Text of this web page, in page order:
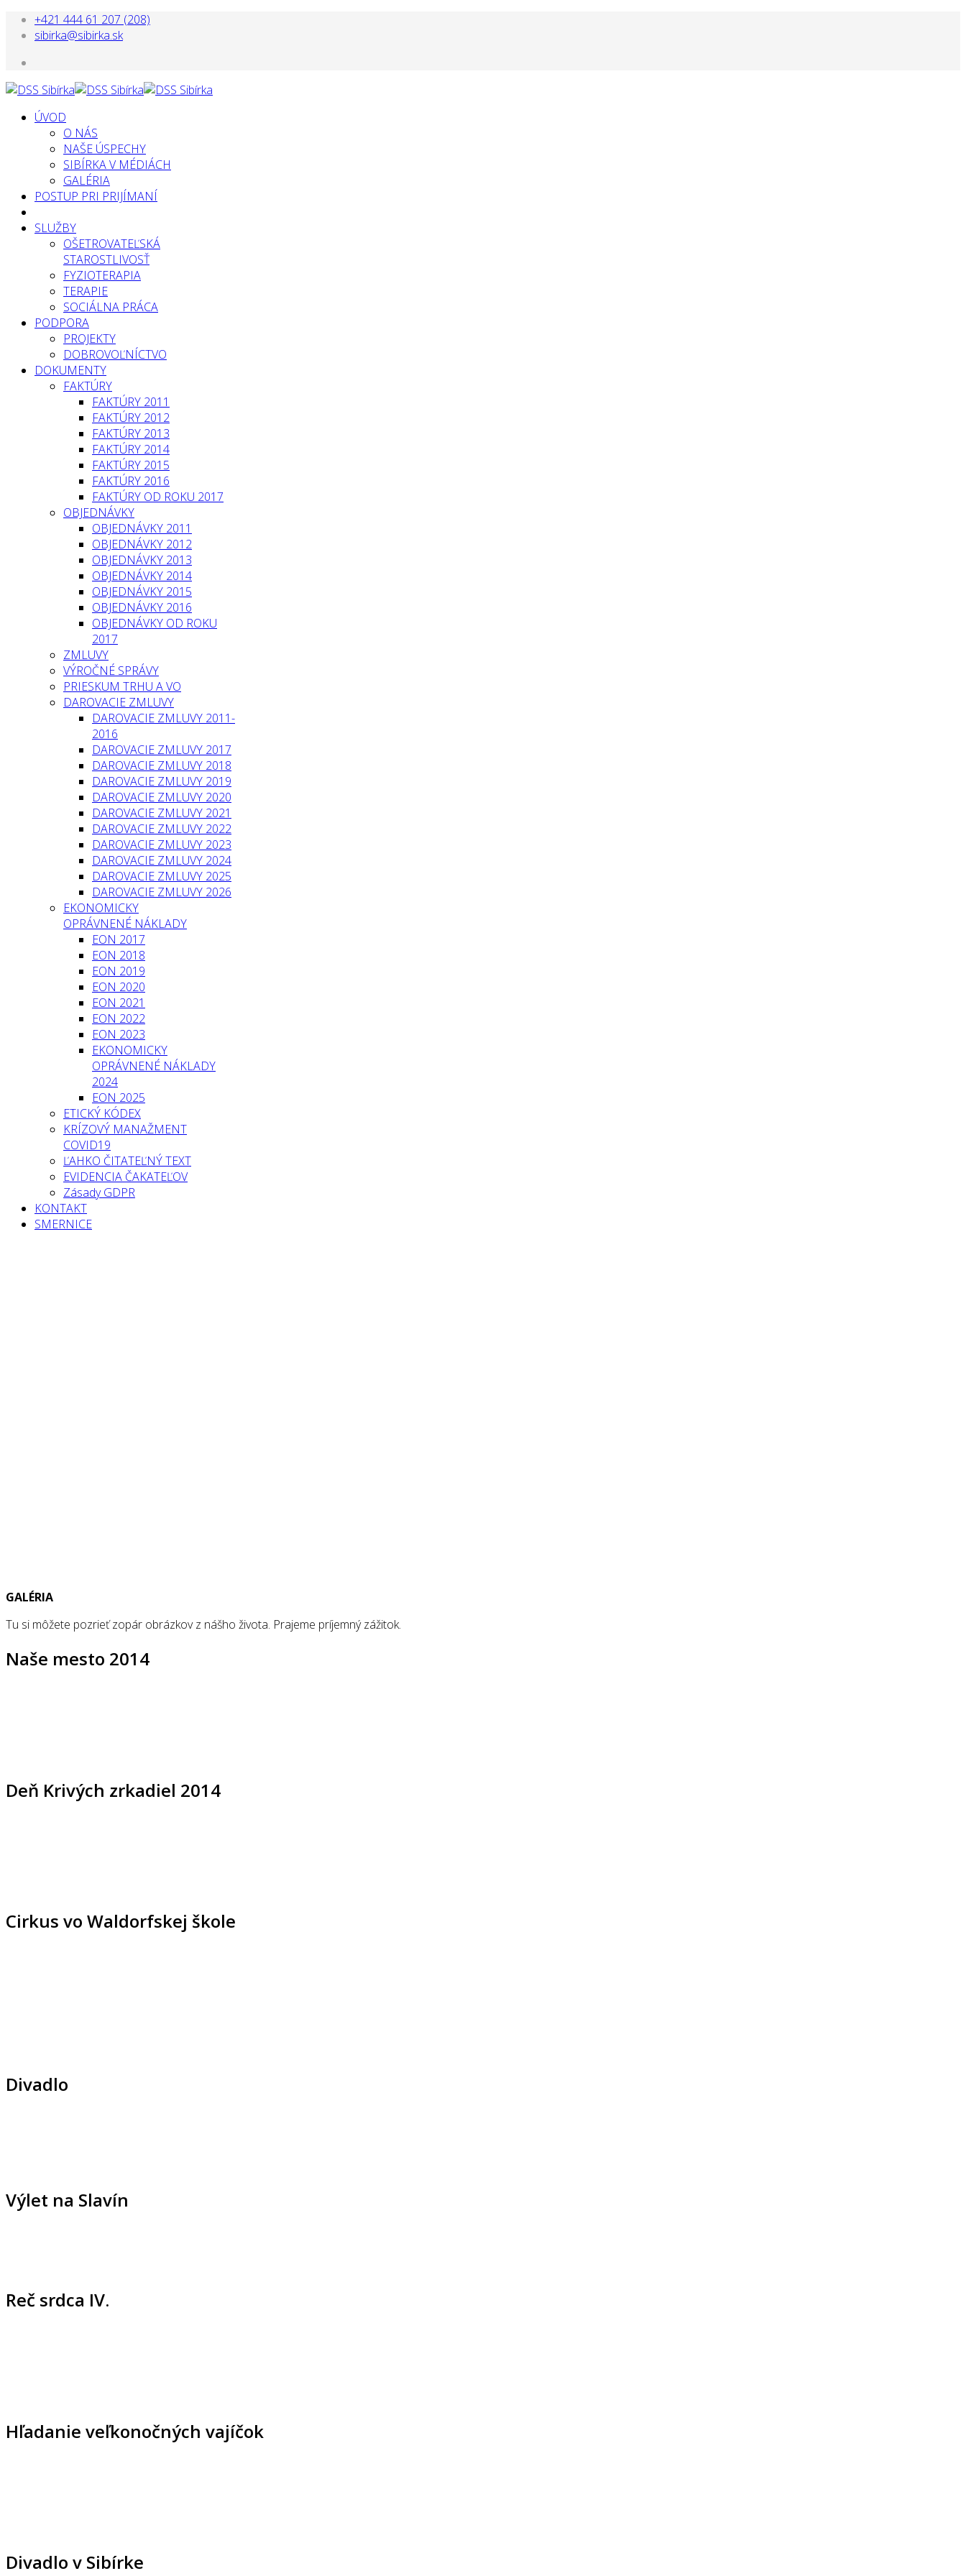
+421 444 61 207 (208)
sibirka@sibirka.sk
ÚVOD
O NÁS
NAŠE ÚSPECHY
SIBÍRKA V MÉDIÁCH
GALÉRIA
POSTUP PRI PRIJÍMANÍ
SLUŽBY
OŠETROVATEĽSKÁ
STAROSTLIVOSŤ
FYZIOTERAPIA
TERAPIE
SOCIÁLNA PRÁCA
PODPORA
PROJEKTY
DOBROVOĽNÍCTVO
DOKUMENTY
FAKTÚRY
FAKTÚRY 2011
FAKTÚRY 2012
FAKTÚRY 2013
FAKTÚRY 2014
FAKTÚRY 2015
FAKTÚRY 2016
FAKTÚRY OD ROKU 2017
OBJEDNÁVKY
OBJEDNÁVKY 2011
OBJEDNÁVKY 2012
OBJEDNÁVKY 2013
OBJEDNÁVKY 2014
OBJEDNÁVKY 2015
OBJEDNÁVKY 2016
OBJEDNÁVKY OD ROKU
2017
ZMLUVY
VÝROČNÉ SPRÁVY
PRIESKUM TRHU A VO
DAROVACIE ZMLUVY
DAROVACIE ZMLUVY 2011-
2016
DAROVACIE ZMLUVY 2017
DAROVACIE ZMLUVY 2018
DAROVACIE ZMLUVY 2019
DAROVACIE ZMLUVY 2020
DAROVACIE ZMLUVY 2021
DAROVACIE ZMLUVY 2022
DAROVACIE ZMLUVY 2023
DAROVACIE ZMLUVY 2024
DAROVACIE ZMLUVY 2025
DAROVACIE ZMLUVY 2026
EKONOMICKY
OPRÁVNENÉ NÁKLADY
EON 2017
EON 2018
EON 2019
EON 2020
EON 2021
EON 2022
EON 2023
EKONOMICKY
OPRÁVNENÉ NÁKLADY
2024
EON 2025
ETICKÝ KÓDEX
KRÍZOVÝ MANAŽMENT
COVID19
ĽAHKO ČITATEĽNÝ TEXT
EVIDENCIA ČAKATEĽOV
Zásady GDPR
KONTAKT
SMERNICE
GALÉRIA
Tu si môžete pozrieť zopár obrázkov z nášho života. Prajeme príjemný zážitok.
Naše mesto 2014
Deň Krivých zrkadiel 2014
Cirkus vo Waldorfskej škole
Divadlo
Výlet na Slavín
Reč srdca IV.
Hľadanie veľkonočných vajíčok
Divadlo v Sibírke